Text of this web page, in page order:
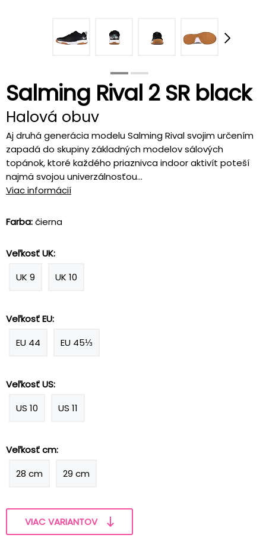
Salming Rival 2 SR black
Halová obuv
Aj druhá generácia modelu Salming Rival svojim určením
zapadá do skupiny základných modelov sálových
topánok, ktoré každého priaznivca indoor aktivít poteší
najmä svojou univerzálnosťou...
Viac informácií
Farba:čierna
Veľkosť UK:
UK 9
UK 10
Veľkosť EU:
EU 44
EU 45⅓
Veľkosť US:
US 10
US 11
Veľkosť cm:
28 cm
29 cm
VIAC VARIANTOV